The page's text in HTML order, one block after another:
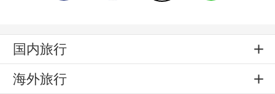
国内旅行
海外旅行